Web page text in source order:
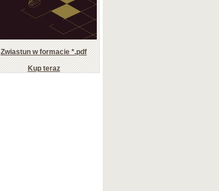
Zwiastun w formacie *.pdf
Kup teraz